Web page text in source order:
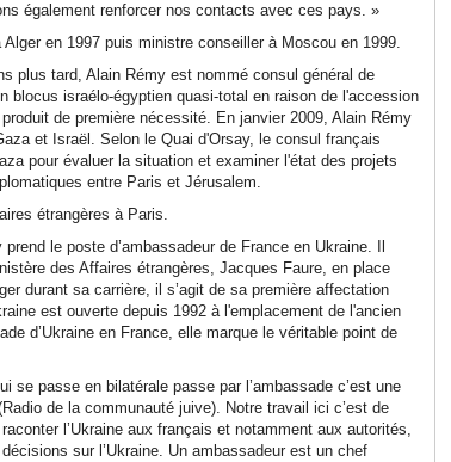
également renforcer nos contacts avec ces pays. »
en 1997 puis ministre conseiller à Moscou en 1999.
plus tard, Alain Rémy est nommé consul général de
blocus israélo-égyptien quasi-total en raison de l'accession
de première nécessité. En janvier 2009, Alain Rémy
et Israël. Selon le Quai d'Orsay, le consul français
pour évaluer la situation et examiner l'état des projets
entre Paris et Jérusalem.
étrangères à Paris.
le poste d’ambassadeur de France en Ukraine. Il
des Affaires étrangères, Jacques Faure, en place
durant sa carrière, il s’agit de sa première affectation
est ouverte depuis 1992 à l'emplacement de l'ancien
d’Ukraine en France, elle marque le véritable point de
passe en bilatérale passe par l’ambassade c’est une
de la communauté juive). Notre travail ici c’est de
l’Ukraine aux français et notamment aux autorités,
sur l’Ukraine. Un ambassadeur est un chef